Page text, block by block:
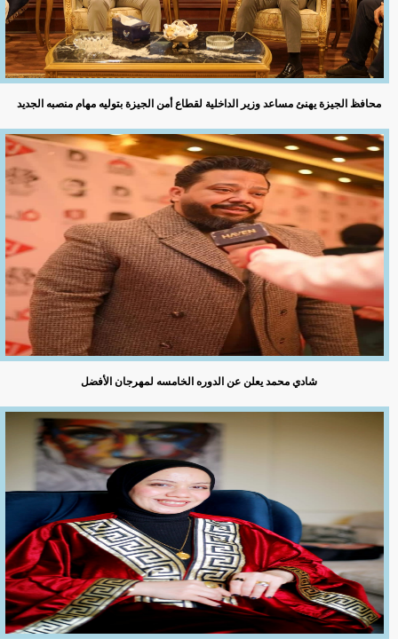
محافظ الجيزة يهنئ مساعد وزير الداخلية لقطاع أمن الجيزة بتوليه مهام منصبه الجديد
شادي محمد يعلن عن الدوره الخامسه لمهرجان الأفضل